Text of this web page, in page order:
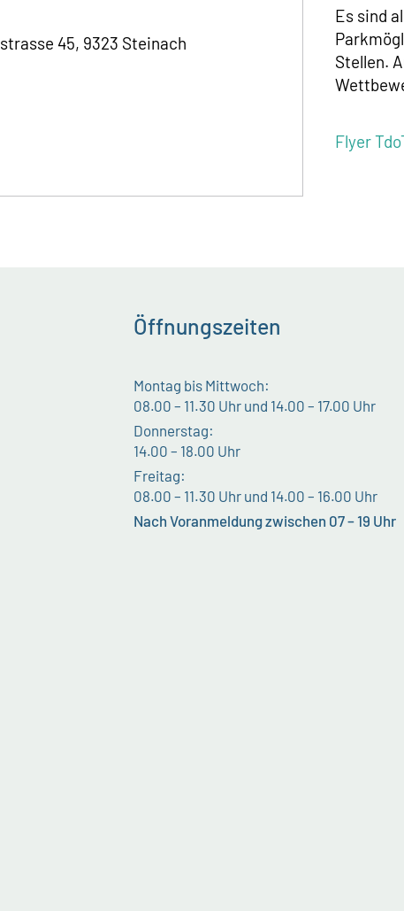
45, 9323 Steinach
Es sind
Stellen.
Flyer
Öffnungszeiten
Montag bis Mittwoch:
08.00 – 11.30 Uhr und 14.00 – 17.00 Uhr
Donnerstag:
14.00 – 18.00 Uhr
Freitag:
08.00 – 11.30 Uhr und 14.00 – 16.00 Uhr
Nach Voranmeldung zwischen 07 – 19 Uhr